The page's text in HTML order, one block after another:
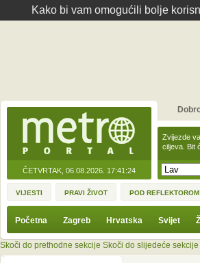
Kako bi vam omogućili bolje
ČETVRTAK, 06.08.2026. 17:41:24
Zvijezde
ciljeva. Bit
VIJESTI PRAVI ŽIVOT POD REFLEKTOROM
Početna Zagreb Hrvatska Svijet
Skoči do prethodne sekcije Skoči do slijedeće sekcije